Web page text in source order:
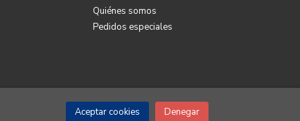
Quiénes somos
Pedidos especiales
Aceptar cookies Denegar